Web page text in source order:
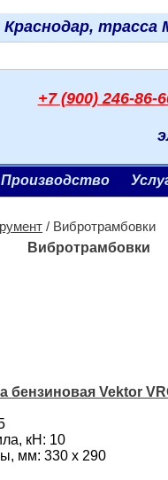
Краснодар,
+7 (900) 246-86-
Производство
/ Вибротрамбовки
Вибротрамбовки
бензиновая Vektor
кН: 10
мм: 330 х 290